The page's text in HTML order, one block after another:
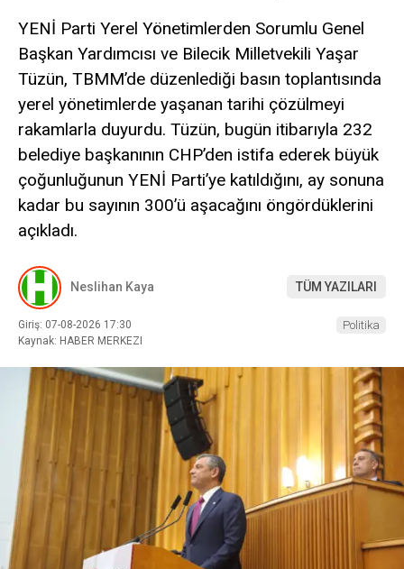
YENİ Parti Yerel Yönetimlerden Sorumlu Genel
Başkan Yardımcısı ve Bilecik Milletvekili Yaşar
Tüzün, TBMM’de düzenlediği basın toplantısında
yerel yönetimlerde yaşanan tarihi çözülmeyi
rakamlarla duyurdu. Tüzün, bugün itibarıyla 232
belediye başkanının CHP’den istifa ederek büyük
çoğunluğunun YENİ Parti’ye katıldığını, ay sonuna
kadar bu sayının 300’ü aşacağını öngördüklerini
açıkladı.
Neslihan Kaya TÜM YAZILARI
Giriş: 07-08-2026 17:30
Kaynak: HABER MERKEZI
Politika